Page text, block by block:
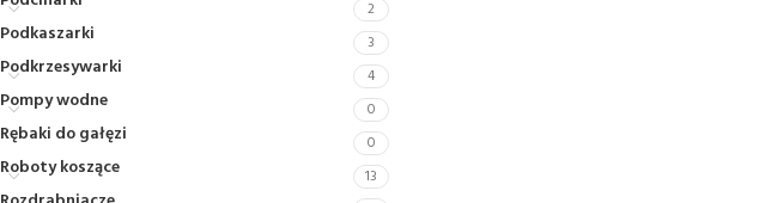
2
Podkaszarki 3
Podkrzesywarki 4
Pompy wodne 0
Rębaki do gałęzi 0
Roboty koszące 13